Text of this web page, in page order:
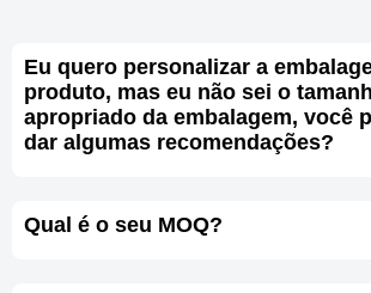
Eu quero personalizar a
produto, mas eu não sei o
apropriado da embalagem, você
dar algumas recomendações?
Qual é o seu MOQ?